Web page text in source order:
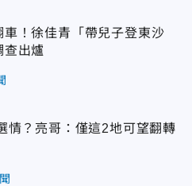
車！徐佳青「帶兒子登東沙
查出爐
情？亮哥：僅這2地可望翻轉